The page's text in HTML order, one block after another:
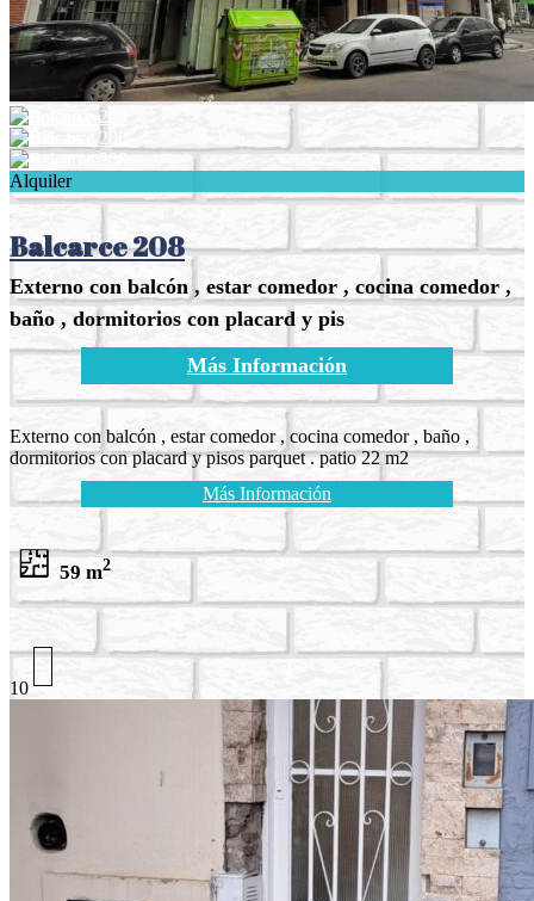
Alquiler
Balcarce 208
Externo con balcón , estar comedor , cocina comedor ,
baño , dormitorios con placard y pis
Más Información
Externo con balcón , estar comedor , cocina comedor , baño ,
dormitorios con placard y pisos parquet . patio 22 m2
Más Información
59 m2
10